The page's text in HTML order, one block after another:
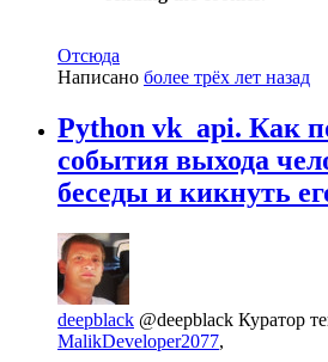
Отсюда
Написано более трёх лет назад
Python vk_api. Как
события выхода
беседы и кикнуть
deepblack @deepblack Куратор
MalikDeveloper2077,